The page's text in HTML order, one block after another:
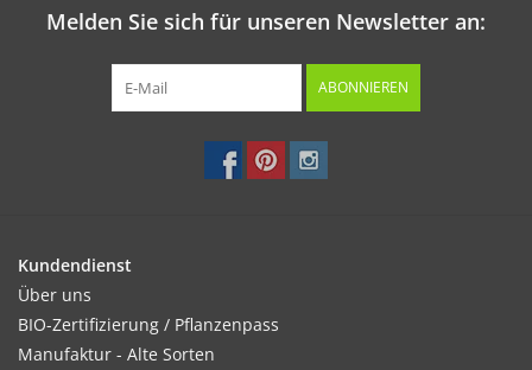
Melden Sie sich für unseren Newsletter an:
ABONNIEREN
Kundendienst
Über uns
BIO-Zertifizierung / Pflanzenpass
Manufaktur - Alte Sorten